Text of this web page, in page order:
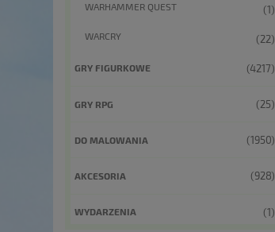
WARHAMMER QUEST (1)
WARCRY (22)
GRY FIGURKOWE (4217)
GRY RPG (25)
DO MALOWANIA (1950)
AKCESORIA (928)
WYDARZENIA (1)